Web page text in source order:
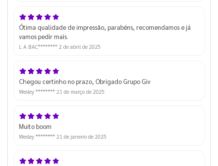
Ótima qualidade de impressão, parabéns, recomendamos e já
vamos pedir mais.
L A BAC******** 2 de abril de 2025
Chegou certinho no prazo, Obrigado Grupo Giv
Wesley ******** 21 de março de 2025
Muito boom
Wesley ******** 21 de janeiro de 2025